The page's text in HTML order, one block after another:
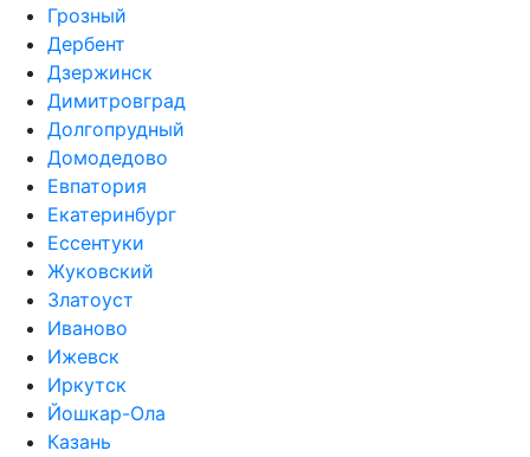
Грозный
Дербент
Дзержинск
Димитровград
Долгопрудный
Домодедово
Евпатория
Екатеринбург
Ессентуки
Жуковский
Златоуст
Иваново
Ижевск
Иркутск
Йошкар-Ола
Казань